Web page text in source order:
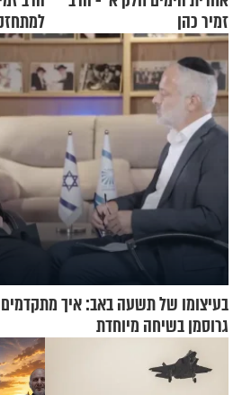
זמיר כהן
עם
בעיצומו של תשעה באב: איך
גרוסמן בשיחה מיוחדת